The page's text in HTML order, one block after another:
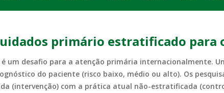
primário estratificado
um desafio para a atenção primária internacionalmente.
do paciente (risco baixo, médio ou alto). Os
(intervenção) com a prática atual não-estratificada